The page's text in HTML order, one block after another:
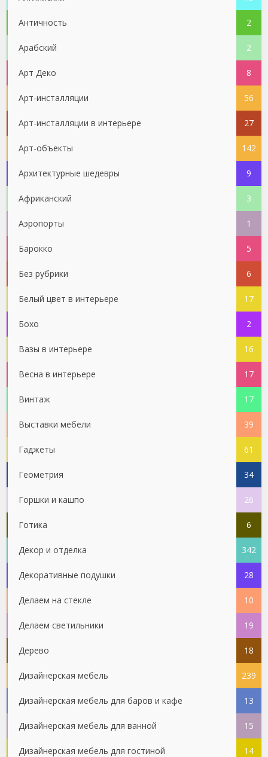
Античность 2
Арабский 2
Арт Деко 8
Арт-инсталляции 56
Арт-инсталляции в интерьере 27
Арт-объекты 142
Архитектурные шедевры 9
Африканский 3
Аэропорты 1
Барокко 5
Без рубрики 6
Белый цвет в интерьере 17
Бохо 2
Вазы в интерьере 16
Весна в интерьере 17
Винтаж 17
Выставки мебели 39
Гаджеты 61
Геометрия 34
Горшки и кашпо 26
Готика 6
Декор и отделка 342
Декоративные подушки 28
Делаем на стекле 10
Делаем светильники 19
Дерево 18
Дизайнерская мебель 239
Дизайнерская мебель для баров и кафе 13
Дизайнерская мебель для ванной 15
Дизайнерская мебель для гостиной 14